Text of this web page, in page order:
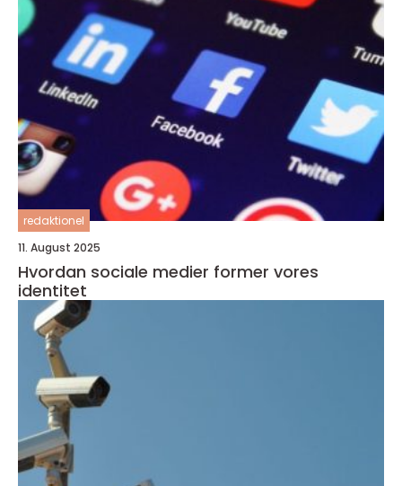
redaktionel
11. August 2025
Hvordan sociale medier former vores
identitet